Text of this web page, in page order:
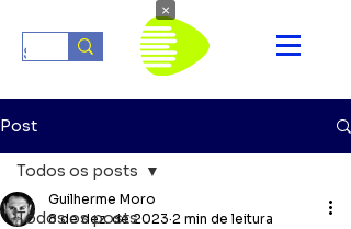
Post
Todos os posts
Todos os posts
Guilherme Moro
8 de dez. de 2023 2 min de leitura
×